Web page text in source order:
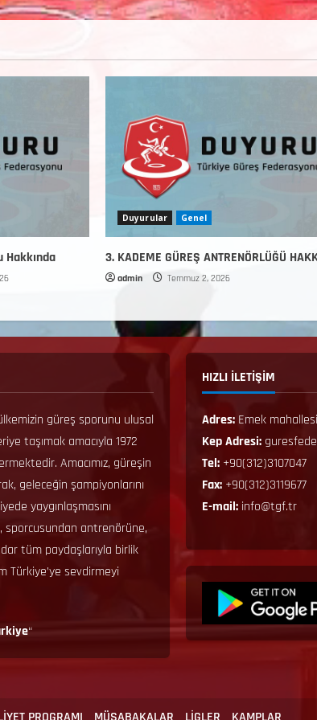
Duyurular Genel
3. KADEME GÜREŞ ANTRENÖRLÜĞÜ
admin Temmuz 2, 2026
güreş sporunu ulusal
taşımak amacıyla 1972
Amacımız, güreşin
geleceğin şampiyonlarını
yaygınlaşmasını
sporcusundan antrenörüne,
tüm paydaşlarıyla birlik
Türkiye’ye sevdirmeyi
“
HIZLI İLETİŞİM
Adres: Emek
Kep Adresi:
Tel: +90(312)3107047
Fax: +90(312)3119677
E-mail: info@tgf.tr